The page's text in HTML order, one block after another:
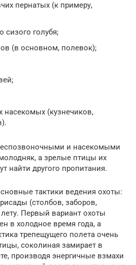
пернатых (к примеру,
сизого голубя;
(в основном, полевок);
(кузнечиков,
и насекомыми
а зрелые птицы их
найти другого пропитания.
тактики ведения охоты:
(столбов, заборов,
Первый вариант охоты
в холодное время года, а
трепещущего полета очень
соколиная замирает в
производя энергичные взмахи